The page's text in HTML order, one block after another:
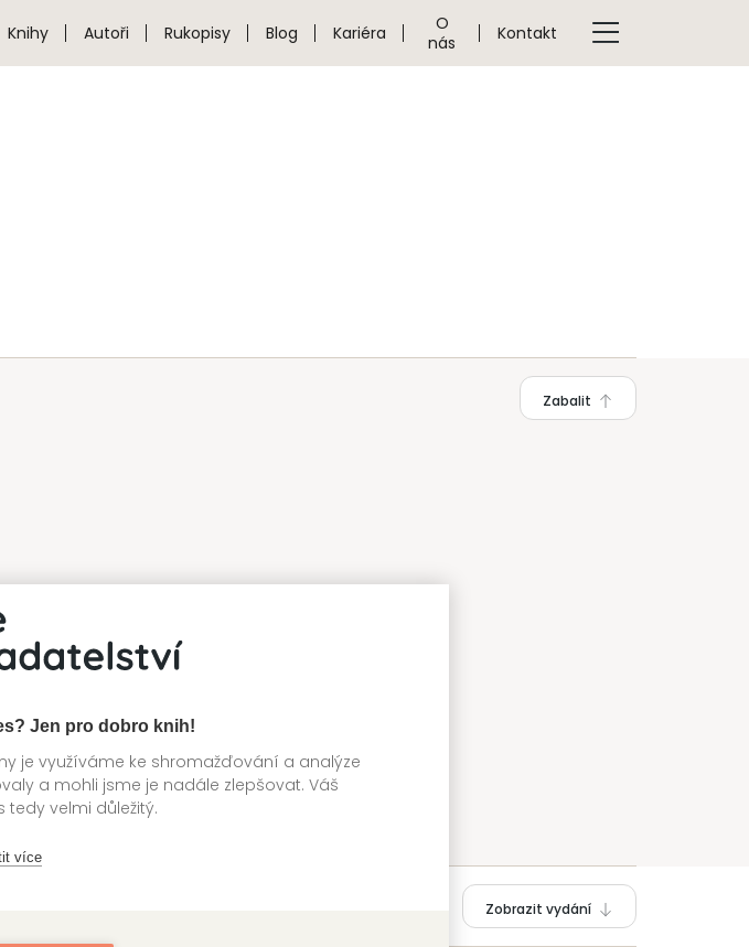
Jen pro dobro knih!
je využíváme ke shromažďování a analýze
a mohli jsme je nadále zlepšovat. Váš
tedy velmi důležitý.
více
Knihy Autoři Rukopisy Blog Kariéra
O
nás
Kontakt
Zabalit
Zobrazit vydání